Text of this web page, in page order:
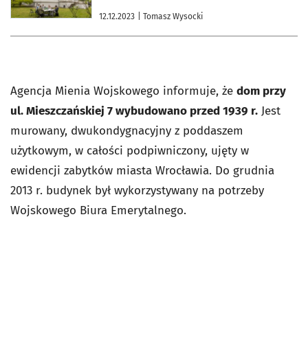
12.12.2023 | Tomasz Wysocki
Agencja Mienia Wojskowego informuje, że dom przy
ul. Mieszczańskiej 7 wybudowano przed 1939 r. Jest
murowany, dwukondygnacyjny z poddaszem
użytkowym, w całości podpiwniczony, ujęty w
ewidencji zabytków miasta Wrocławia. Do grudnia
2013 r. budynek był wykorzystywany na potrzeby
Wojskowego Biura Emerytalnego.